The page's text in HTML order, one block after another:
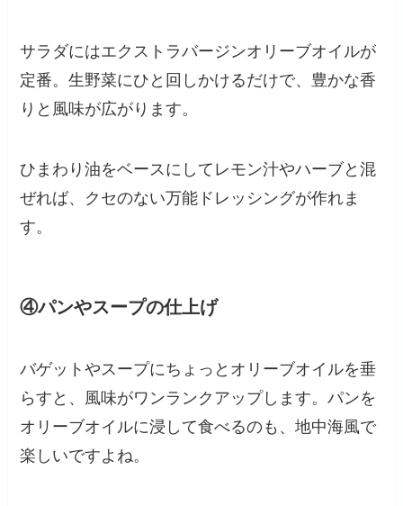
サラダにはエクストラバージンオリーブオイルが
定番。生野菜にひと回しかけるだけで、豊かな香
りと風味が広がります。
ひまわり油をベースにしてレモン汁やハーブと混
ぜれば、クセのない万能ドレッシングが作れま
す。
④パンやスープの仕上げ
バゲットやスープにちょっとオリーブオイルを垂
らすと、風味がワンランクアップします。パンを
オリーブオイルに浸して食べるのも、地中海風で
楽しいですよね。